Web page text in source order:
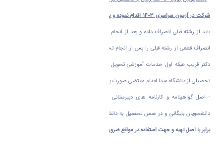
شرکت در آزمون سراسری 1403 اقدام نموده و پذیرفته شده اند
باید از رشته قبلی انصراف داده و بعد از انجام ثبت نام الکترونیکی دانشگاه اراک ، اصل فرم
انصراف قطعی از رشته قبلی را پس از انجام تحویل حضوری مدارک ، به سردشت ساختمان
دکتر قریب طبقه اول خدمات آموزشی تحویل نمایند تا درخصوص درخواست اصل مدارک
تحصیلی از دانشگاه مبدا اقدام مقتضی صورت پذیرد .
- اصل گواهینامه و کارنامه های دبیرستانی به عنوان مدارک الزامی ثبت نام در پرونده
دانشجویان بایگانی و در ضمن تحصیل به دانشجو تحویل نمی شود لذا
برابر با اصل تهیه و جهت استفاده در مواقع ضروری نزد خود نگهداری نمایید .